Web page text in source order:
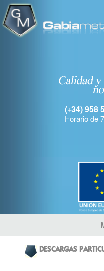
(+34) 958
Horario de
DESCARGAS